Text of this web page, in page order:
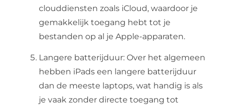
clouddiensten zoals iCloud, waardoor je
gemakkelijk toegang hebt tot je
bestanden op al je Apple-apparaten.
Langere batterijduur: Over het algemeen
hebben iPads een langere batterijduur
dan de meeste laptops, wat handig is als
je vaak zonder directe toegang tot